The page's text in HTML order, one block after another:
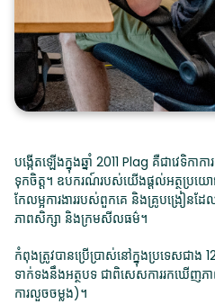
បង្កើតឡើងក្នុងឆ្នាំ 2011 Plag គឺជាវេទិក
ទុកចិត្ត។ ឧបករណ៍របស់យើងផ្តល់អត្ថប្រ
កែលម្អការងាររបស់ពួកគេ និងគ្រូបង្រៀ
ភាពសិក្សា និងក្រមសីលធម៌។
កំពុងត្រូវបានប្រើប្រាស់នៅក្នុងប្រទេសជាង
ទាក់ទងនឹងអត្ថបទ ជាពិសេសការរកឃើញភា
ការលួចចម្លង)។